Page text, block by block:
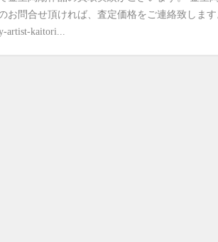
お問合せ頂ければ、査定価格をご連絡致しま
artist-kaitori...